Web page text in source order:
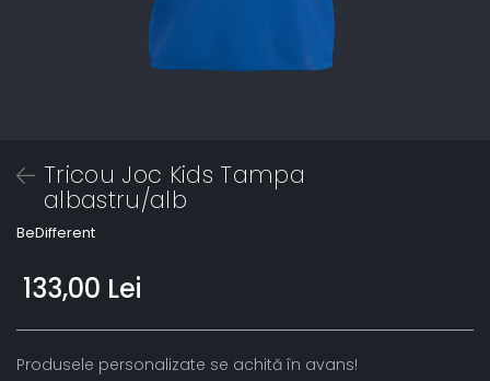
Tricou Joc Kids Tampa
albastru/alb
BeDifferent
133,00 Lei
Produsele personalizate se achită în avans!